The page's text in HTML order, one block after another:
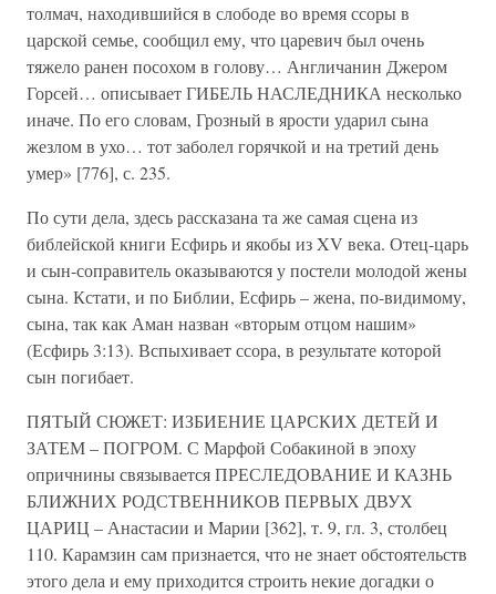
толмач, находившийся в слободе во время ссоры в
царской семье, сообщил ему, что царевич был очень
тяжело ранен посохом в голову… Англичанин Джером
Горсей… описывает ГИБЕЛЬ НАСЛЕДНИКА несколько
иначе. По его словам, Грозный в ярости ударил сына
жезлом в ухо… тот заболел горячкой и на третий день
умер» [776], с. 235.
По сути дела, здесь рассказана та же самая сцена из
библейской книги Есфирь и якобы из XV века. Отец-царь
и сын-соправитель оказываются у постели молодой жены
сына. Кстати, и по Библии, Есфирь – жена, по-видимому,
сына, так как Аман назван «вторым отцом нашим»
(Есфирь 3:13). Вспыхивает ссора, в результате которой
сын погибает.
ПЯТЫЙ СЮЖЕТ: ИЗБИЕНИЕ ЦАРСКИХ ДЕТЕЙ И
ЗАТЕМ – ПОГРОМ. С Марфой Собакиной в эпоху
опричнины связывается ПРЕСЛЕДОВАНИЕ И КАЗНЬ
БЛИЖНИХ РОДСТВЕННИКОВ ПЕРВЫХ ДВУХ
ЦАРИЦ – Анастасии и Марии [362], т. 9, гл. 3, столбец
110. Карамзин сам признается, что не знает обстоятельств
этого дела и ему приходится строить некие догадки о